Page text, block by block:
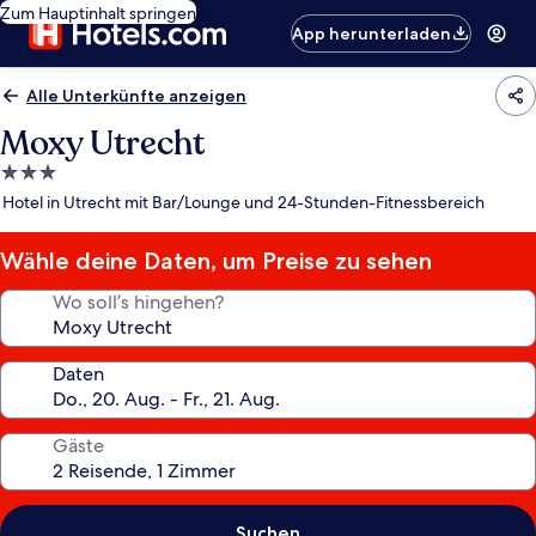
Zum Hauptinhalt springen
App herunterladen
Alle Unterkünfte anzeigen
Moxy Utrecht
3.0-
Sterne-
Hotel in Utrecht mit Bar/Lounge und 24-Stunden-Fitnessbereich
Wähle deine Daten, um Preise zu sehen
Wo soll’s hingehen?
Daten
Gäste